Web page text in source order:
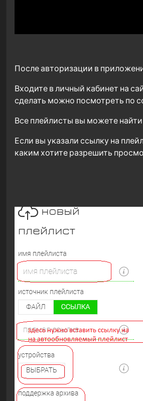
После авторизации в
Входите в личный кабинет на
сделать можно посмотреть по
Все плейлисты вы можете найти
Если вы указали ссылку на
каким хотите разрешить